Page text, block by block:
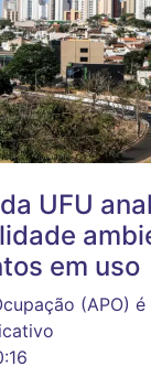
UFU
em uso
(APO)